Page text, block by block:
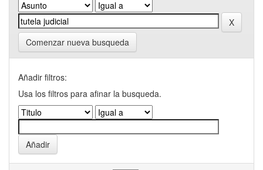
Comenzar nueva busqueda
Añadir filtros:
Usa los filtros para afinar la busqueda.